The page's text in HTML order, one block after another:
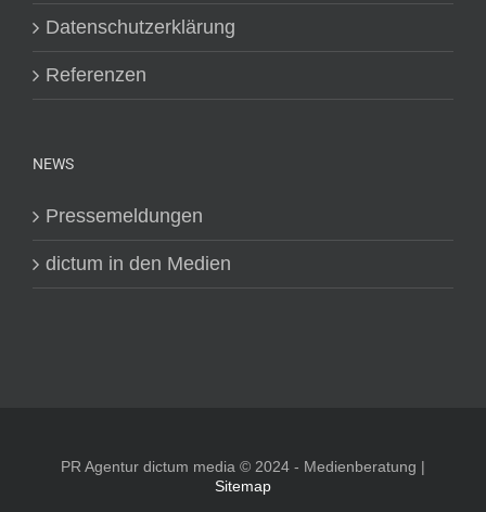
Datenschutzerklärung
Referenzen
NEWS
Pressemeldungen
dictum in den Medien
PR Agentur dictum media © 2024 - Medienberatung |
Sitemap